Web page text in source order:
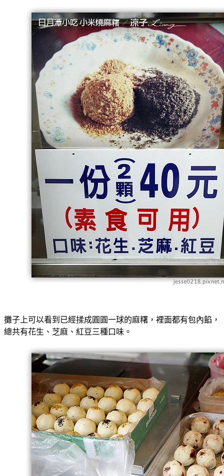
攤子上可以看到已經揉成圓圓一球的麻糬，裡面都有包內餡，
總共有花生、芝麻、紅豆三種口味。